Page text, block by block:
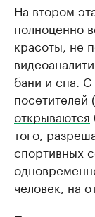
На втором
полноценно
красоты, не
бани и спа.
посетителей
открываются
того,
спортивных
человек, на